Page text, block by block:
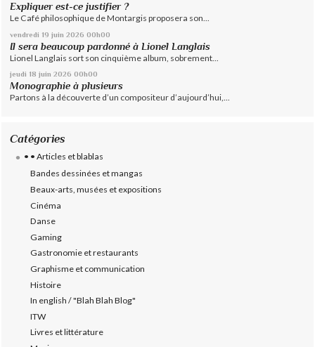
Expliquer est-ce justifier ?
Le Café philosophique de Montargis proposera son...
vendredi 19 juin 2026 00h00
Il sera beaucoup pardonné à Lionel Langlais
Lionel Langlais sort son cinquième album, sobrement...
jeudi 18 juin 2026 00h00
Monographie à plusieurs
Partons à la découverte d’un compositeur d’aujourd’hui,...
Catégories
• • Articles et blablas
Bandes dessinées et mangas
Beaux-arts, musées et expositions
Cinéma
Danse
Gaming
Gastronomie et restaurants
Graphisme et communication
Histoire
In english / "Blah Blah Blog"
ITW
Livres et littérature